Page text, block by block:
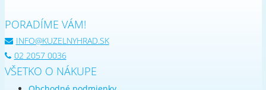
PORADÍME VÁM!
INFO@KUZELNYHRAD.SK
02 2057 0036
VŠETKO O NÁKUPE